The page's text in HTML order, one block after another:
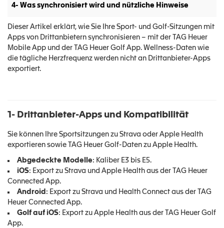
4- Was synchronisiert wird und nützliche Hinweise
Dieser Artikel erklärt, wie Sie Ihre Sport- und Golf-Sitzungen mit
Apps von Drittanbietern synchronisieren – mit der TAG Heuer
Mobile App und der TAG Heuer Golf App. Wellness-Daten wie
die tägliche Herzfrequenz werden nicht an Drittanbieter-Apps
exportiert.
1- Drittanbieter-Apps und Kompatibilität
Sie können Ihre Sportsitzungen zu Strava oder Apple Health
exportieren sowie TAG Heuer Golf-Daten zu Apple Health.
Abgedeckte Modelle: Kaliber E3 bis E5.
iOS: Export zu Strava und Apple Health aus der TAG Heuer
Connected App.
Android : Export zu Strava und Health Connect aus der TAG
Heuer Connected App.
Golf auf iOS: Export zu Apple Health aus der TAG Heuer Golf
App.